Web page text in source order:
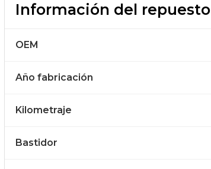
Información del repuesto
OEM
Año fabricación
Kilometraje
Bastidor